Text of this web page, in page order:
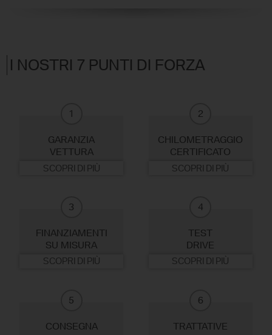
I NOSTRI 7 PUNTI DI FORZA
1
GARANZIA
VETTURA
SCOPRI DI PIÙ
2
CHILOMETRAGGIO
CERTIFICATO
SCOPRI DI PIÙ
3
FINANZIAMENTI
SU MISURA
SCOPRI DI PIÙ
4
TEST
DRIVE
SCOPRI DI PIÙ
5
CONSEGNA
6
TRATTATIVE